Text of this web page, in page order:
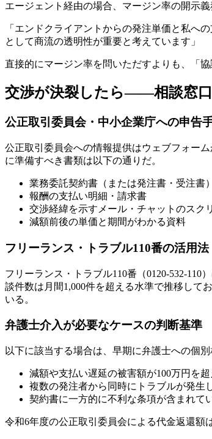
エージェント経由の場合、マージン率の開示
「エンドクライアントからの発注単価と私へ
として商流の透明性が重要と考えています」
直接的にマージン率を問いただすよりも、「
交渉が決裂したら――相談窓
公正取引委員会・中小企業庁への申告
公正取引委員会への情報提供はウェブフォー
に準備すべき書類は以下の通りだ。
業務委託契約書（または発注書・受注書）
報酬の支払い明細・請求書
交渉経緯を示すメール・チャットのスク
減額前後の単価と期間がわかる資料
フリーランス・トラブル110番の活用法
フリーランス・トラブル110番（0120-532-
談件数は月間1,000件を超える水準で推移して
いる。
弁護士介入が必要なケースの判断基準
以下に該当する場合は、早期に弁護士への個別
減額や支払い遅延の被害額が100万円を
複数の発注者から同時にトラブルが発生
契約書に一方的に不利な条項が含まれて
令和6年度の公正取引委員会による代金返還額